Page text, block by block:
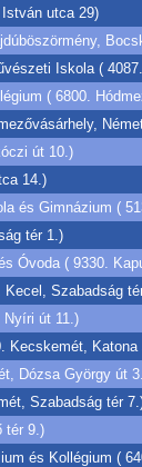
utca 29)
Iskola (
( 6800.
út 10.)
14.)
és Gimnázium (
tér 1.)
Óvoda ( 9330.
Kecel, Szabadság
Nyíri út 11.)
Kecskemét,
Dózsa György út
Szabadság tér
tér 9.)
és Kollégium (